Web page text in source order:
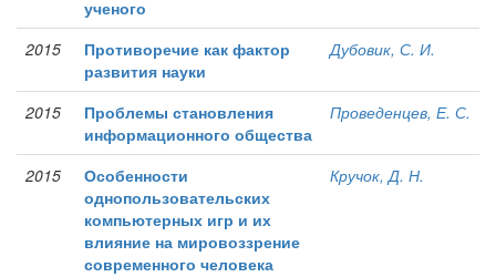
ученого
2015
Противоречие как фактор
развития науки
Дубовик, С. И.
2015
Проблемы становления
информационного общества
Проведенцев, Е. С.
2015
Особенности
однопользовательских
компьютерных игр и их
влияние на мировоззрение
современного человека
Кручок, Д. Н.